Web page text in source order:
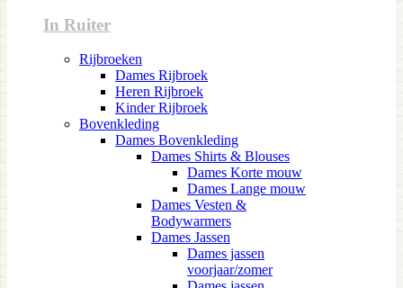
In Ruiter
Rijbroeken
Dames Rijbroek
Heren Rijbroek
Kinder Rijbroek
Bovenkleding
Dames Bovenkleding
Dames Shirts & Blouses
Dames Korte mouw
Dames Lange mouw
Dames Vesten &
Bodywarmers
Dames Jassen
Dames jassen
voorjaar/zomer